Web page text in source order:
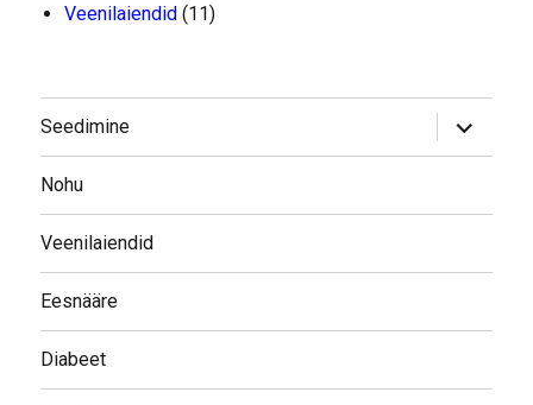
Veenilaiendid (11)
Seedimine
laienda
Nohu
Veenilaiendid
Eesnääre
Diabeet